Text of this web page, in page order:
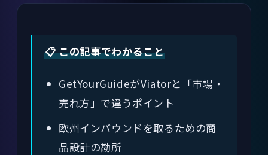
📋 この記事でわかること
GetYourGuideがViatorと「市場・
売れ方」で違うポイント
欧州インバウンドを取るための商
品設計の勘所